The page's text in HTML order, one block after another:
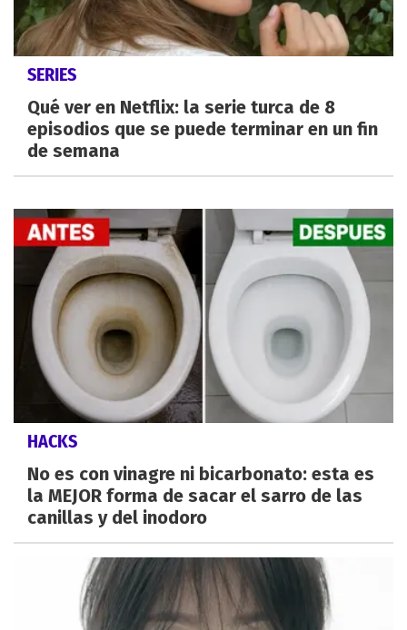
SERIES
Qué ver en Netflix: la serie turca de 8
episodios que se puede terminar en un fin
de semana
HACKS
No es con vinagre ni bicarbonato: esta es
la MEJOR forma de sacar el sarro de las
canillas y del inodoro